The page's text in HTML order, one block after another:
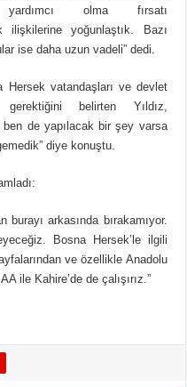
olma fırsatı
yoğunlaştık. Bazı
ise daha uzun vadeli” dedi.
Hersek vatandaşları ve devlet
belirten Yıldız,
ben de yapılacak bir şey varsa
diye konuştu.
burayı arkasında bırakamıyor.
Bosna Hersek’le ilgili
ve özellikle Anadolu
ile Kahire’de de çalışırız.”